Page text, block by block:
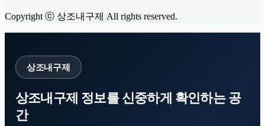
Copyright ⓒ 상조내구제 All rights reserved.
상조내구제
상조내구제 정보를 신중하게 확인하는 공
간